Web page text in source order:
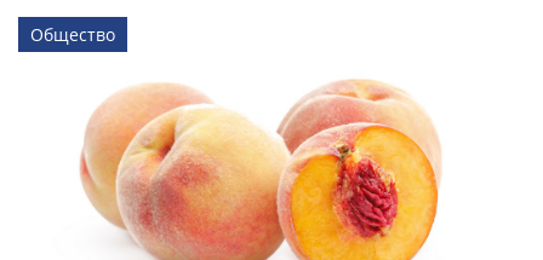
Общество